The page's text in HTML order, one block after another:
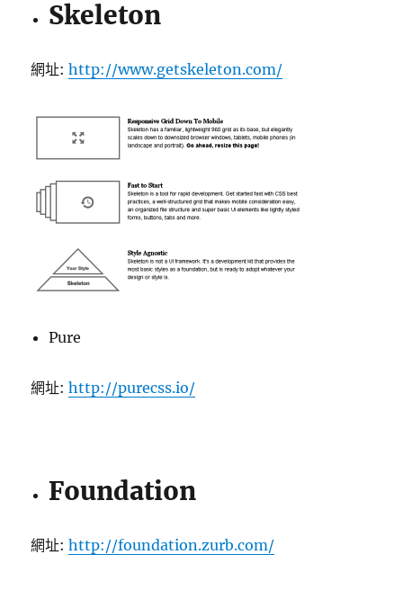
Skeleton
網址:http://www.getskeleton.com/
Pure
網址:http://purecss.io/
Foundation
網址:http://foundation.zurb.com/